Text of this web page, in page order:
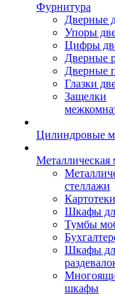
Фурнитура
Дверные
Упоры
Цифры
Дверные
Дверные
Глазки
Защелки
Цилиндровые
Металлическая
стеллажи
Картотеки
Шкафы
Тумбы
Шкафы
шкафы